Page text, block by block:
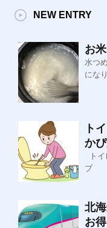
NEW ENTRY
お
水つ
にな
ト
か
トイ
ブ
北
お